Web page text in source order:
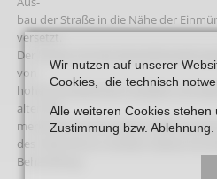
bau der Straße in die Nähe der
versetzt.
Der Korpus ist eine bemerkenswert
von
hoher künstlerischer Qualität und
alter Stil-
merkmale auf die zweite Hälfte des
des Historismus verdient dieses
Behandlung.
Wir nutzen auf unserer
Cookies, die technisch
Alle weiteren Cookies
Zustimmung bzw. Ablehnung.